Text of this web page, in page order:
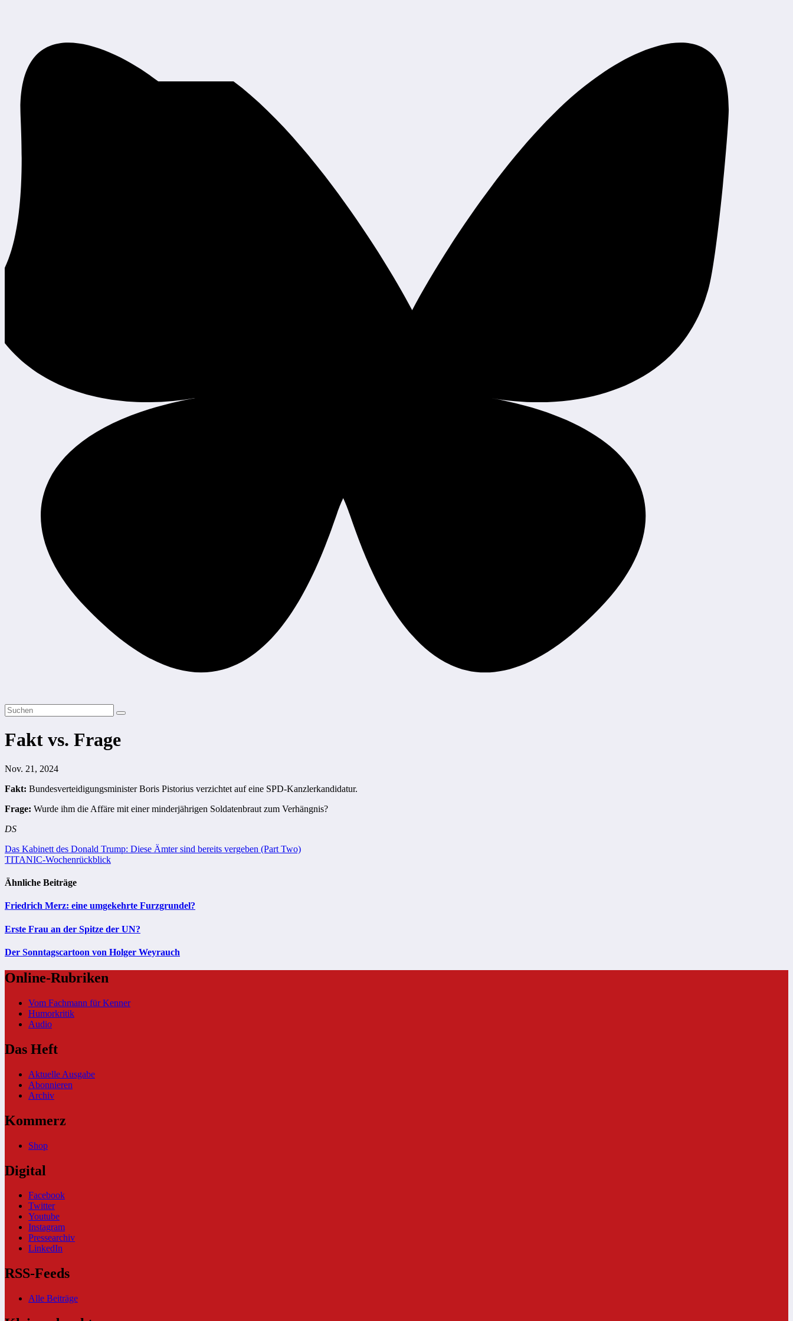
Fakt vs. Frage
Nov. 21, 2024
Fakt: Bundesverteidigungsminister Boris Pistorius verzichtet auf eine SPD-Kanzlerkandidatur.
Frage: Wurde ihm die Affäre mit einer minderjährigen Soldatenbraut zum Verhängnis?
DS
Beitragsnavigation
Das Kabinett des Donald Trump: Diese Ämter sind bereits vergeben (Part Two)
TITANIC-Wochenrückblick
Ähnliche Beiträge
Friedrich Merz: eine umgekehrte Furzgrundel?
Erste Frau an der Spitze der UN?
Der Sonntagscartoon von Holger Weyrauch
Online-Rubriken
Vom Fachmann für Kenner
Humorkritik
Audio
Das Heft
Aktuelle Ausgabe
Abonnieren
Archiv
Kommerz
Shop
Digital
Facebook
Twitter
Youtube
Instagram
Pressearchiv
LinkedIn
RSS-Feeds
Alle Beiträge